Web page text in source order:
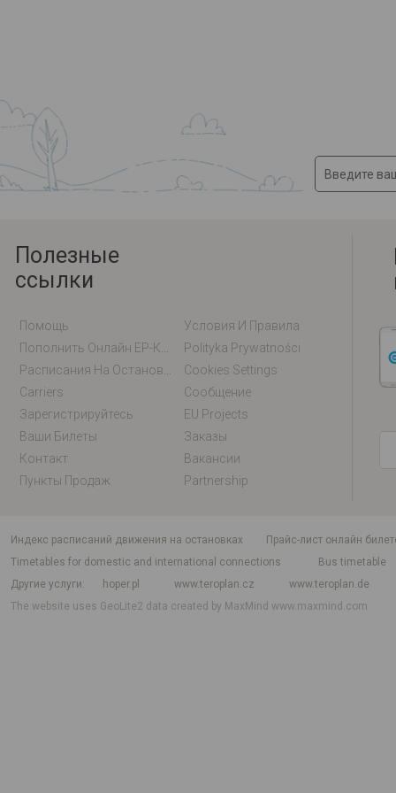
Полезные
ссылки
Помощь
Условия И Правила
Polityka Prywatności
Cookies Settings
Carriers
Сообщение
Зарегистрируйтесь
EU Projects
Ваши Билеты
Заказы
Контакт
Вакансии
Пункты Продаж
Partnership
индекс расписаний движения на остановках
Прайс-лист онлайн
Timetables for domestic and international connections
Bus timetable
Другие услуги
hoper.pl www.teroplan.cz
www.teroplan.de
The website uses GeoLite2 data created by MaxMindwww.maxmind.com